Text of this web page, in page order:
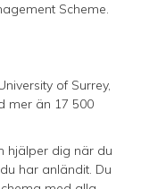
Scheme.
of Surrey,
mer än 17 500
hjälper dig när du
har anländit. Du